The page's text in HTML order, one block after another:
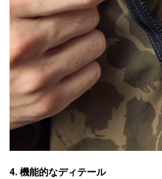
4. 機能的なディテール